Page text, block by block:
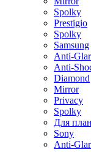
Spolky
Prestigio
Spolky
Samsung
Anti-
Anti-
Diamond
Mirror
Privacy
Spolky
Для
Sony
Anti-